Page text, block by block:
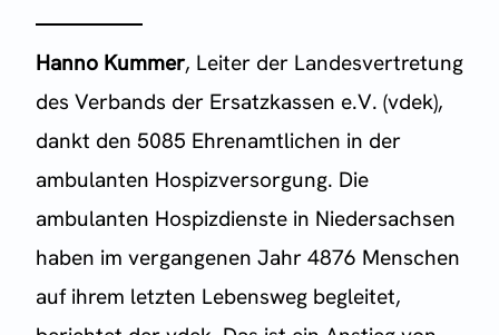
Hanno Kummer, Leiter der Landesvertretung
des Verbands der Ersatzkassen e.V. (vdek),
dankt den 5085 Ehrenamtlichen in der
ambulanten Hospizversorgung. Die
ambulanten Hospizdienste in Niedersachsen
haben im vergangenen Jahr 4876 Menschen
auf ihrem letzten Lebensweg begleitet,